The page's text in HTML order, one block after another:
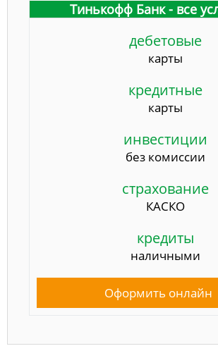
Тинькофф Банк - все
дебетовые
карты
кредитные
карты
инвестиции
без комиссии
страхование
КАСКО
кредиты
наличными
Оформить онлайн